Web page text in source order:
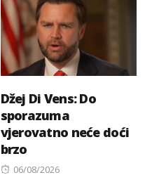
Džej Di Vens: Do
sporazuma
vjerovatno neće doći
brzo
Posted
06/08/2026